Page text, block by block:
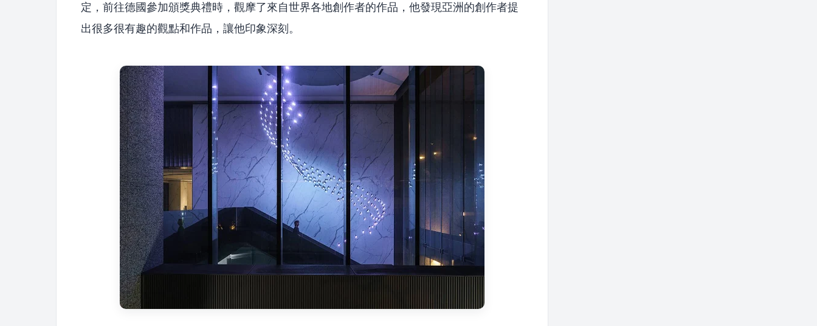
定，前往德國參加頒獎典禮時，觀摩了來自世界各地創作者的作品，他發現亞洲的創作者提
出很多很有趣的觀點和作品，讓他印象深刻。